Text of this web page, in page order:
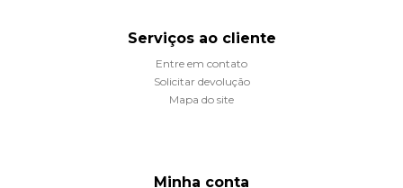
Serviços ao cliente
Entre em contato
Solicitar devolução
Mapa do site
Minha conta